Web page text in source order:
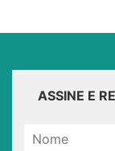
ASSINE E